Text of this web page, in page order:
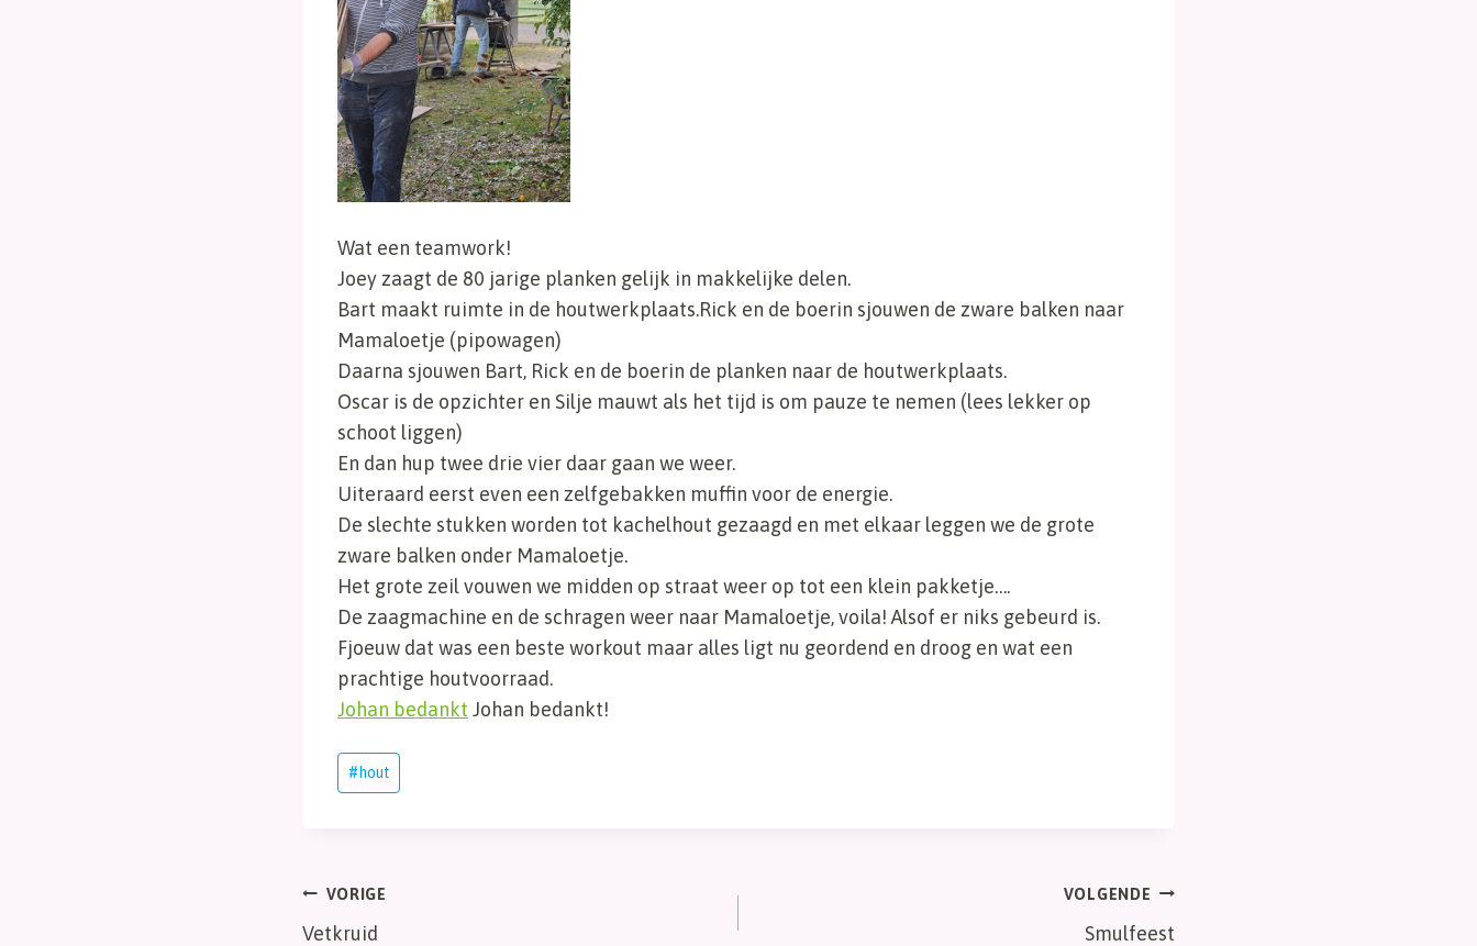
Wat een teamwork!
Joey zaagt de 80 jarige planken gelijk in makkelijke delen.
Bart maakt ruimte in de houtwerkplaats.Rick en de boerin sjouwen de zware balken naar
Mamaloetje (pipowagen)
Daarna sjouwen Bart, Rick en de boerin de planken naar de houtwerkplaats.
Oscar is de opzichter en Silje mauwt als het tijd is om pauze te nemen (lees lekker op
schoot liggen)
En dan hup twee drie vier daar gaan we weer.
Uiteraard eerst even een zelfgebakken muffin voor de energie.
De slechte stukken worden tot kachelhout gezaagd en met elkaar leggen we de grote
zware balken onder Mamaloetje.
Het grote zeil vouwen we midden op straat weer op tot een klein pakketje….
De zaagmachine en de schragen weer naar Mamaloetje, voila! Alsof er niks gebeurd is.
Fjoeuw dat was een beste workout maar alles ligt nu geordend en droog en wat een
prachtige houtvoorraad.
Johan bedankt Johan bedankt!
Bericht
tags:
# hout
Bericht
VORIGE
Vetkruid
VOLGENDE
Smulfeest